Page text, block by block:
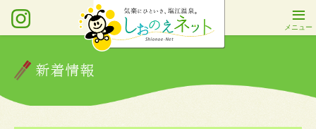
新着情報